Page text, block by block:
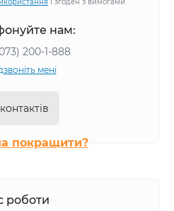
нам:
200-1-888
мені
покращити?
роботи